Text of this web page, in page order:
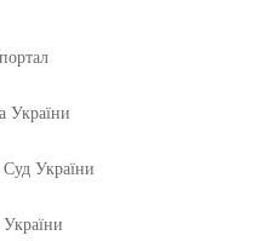
України
України